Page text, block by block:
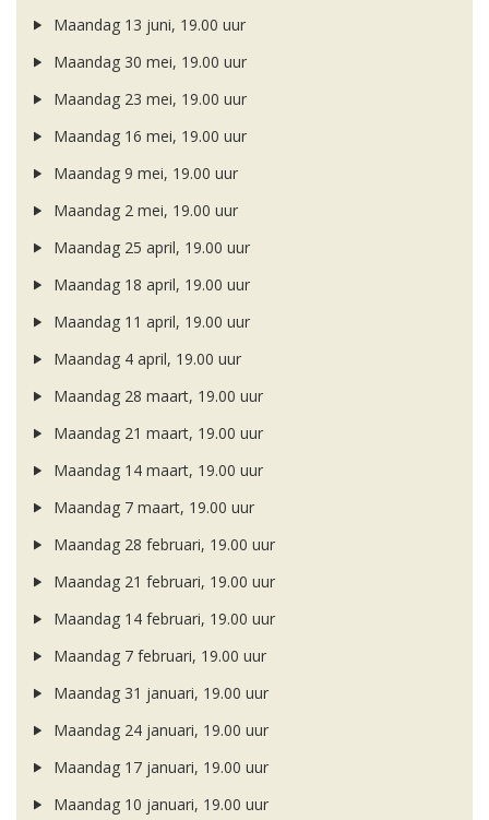
Maandag 13 juni, 19.00 uur
Maandag 30 mei, 19.00 uur
Maandag 23 mei, 19.00 uur
Maandag 16 mei, 19.00 uur
Maandag 9 mei, 19.00 uur
Maandag 2 mei, 19.00 uur
Maandag 25 april, 19.00 uur
Maandag 18 april, 19.00 uur
Maandag 11 april, 19.00 uur
Maandag 4 april, 19.00 uur
Maandag 28 maart, 19.00 uur
Maandag 21 maart, 19.00 uur
Maandag 14 maart, 19.00 uur
Maandag 7 maart, 19.00 uur
Maandag 28 februari, 19.00 uur
Maandag 21 februari, 19.00 uur
Maandag 14 februari, 19.00 uur
Maandag 7 februari, 19.00 uur
Maandag 31 januari, 19.00 uur
Maandag 24 januari, 19.00 uur
Maandag 17 januari, 19.00 uur
Maandag 10 januari, 19.00 uur